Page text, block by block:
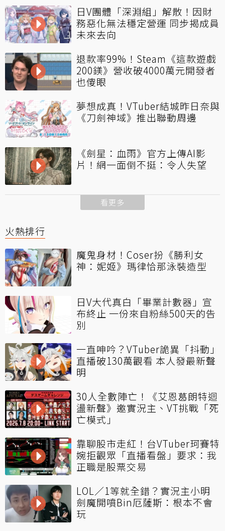
日V團體「深淵組」解散！因財
務惡化無法穩定營運 同步揭成員
未來去向
退款率99%！Steam《這款遊戲
200鎂》營收破4000萬元開發者
也傻眼
夢想成真！VTuber結城昨日奈與
《刀劍神域》推出聯動周邊
《劍星：血雨》官方上傳AI影
片！網一面倒不挺：令人失望
看更多
火熱排行
魔鬼身材！Coser扮《勝利女
神：妮姬》瑪律恰那泳裝造型
日V大代真白「畢業計數器」宣
布終止 一份來自粉絲500天的告
別
一直呻吟？VTuber詭異「抖動」
直播破130萬觀看 本人發最新聲
明
30人全數陣亡！《艾恩葛朗特迴
盪新聲》邀實況主、VT挑戰「死
亡模式」
靠聊股市走紅！台VTuber珂賽特
婉拒觀眾「直播看盤」要求：我
正職是股票交易
LOL／1等就全錯？實況主小明
劍魔開噴Bin厄薩斯：根本不會
玩